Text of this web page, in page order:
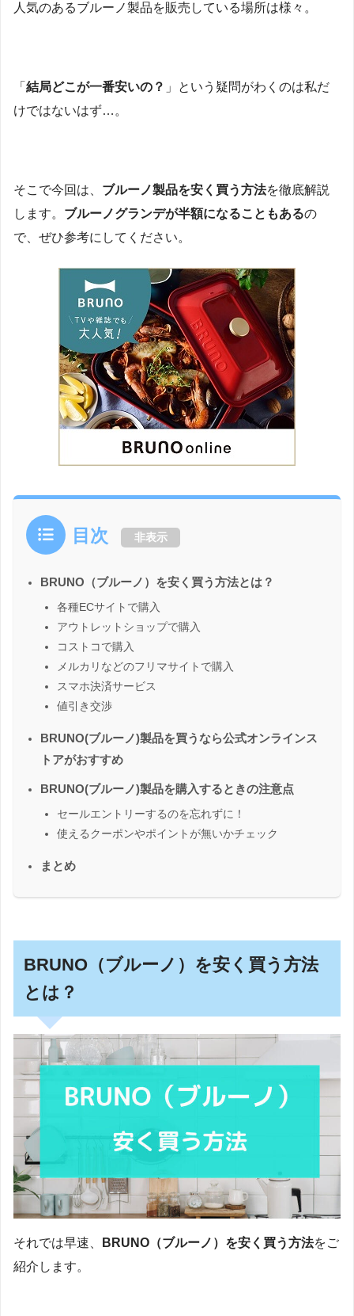
人気のあるブルーノ製品を販売している場所は様々。
「 結局どこが一番安いの？ 」という疑問がわくのは私だ
けではないはず…。
そこで今回は、 ブルーノ製品を安く買う方法を徹底解説
します。 ブルーノグランデが半額になることもあるの
で、ぜひ参考にしてください。
目次 非表示
BRUNO（ブルーノ）を安く買う方法とは？
各種ECサイトで購入
アウトレットショップで購入
コストコで購入
メルカリなどのフリマサイトで購入
スマホ決済サービス
値引き交渉
BRUNO(ブルーノ)製品を買うなら公式オンラインス
トアがおすすめ
BRUNO(ブルーノ)製品を購入するときの注意点
セールエントリーするのを忘れずに！
使えるクーポンやポイントが無いかチェック
まとめ
BRUNO（ブルーノ）を安く買う方法
とは？
それでは早速、 BRUNO（ブルーノ）を安く買う方法をご
紹介します。